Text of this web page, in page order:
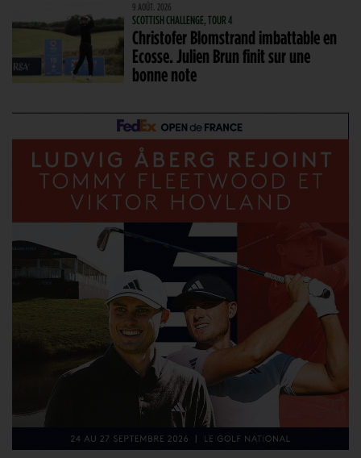
9 AOÛT. 2026
SCOTTISH CHALLENGE, TOUR 4
Christofer Blomstrand imbattable en
Ecosse. Julien Brun finit sur une
bonne note